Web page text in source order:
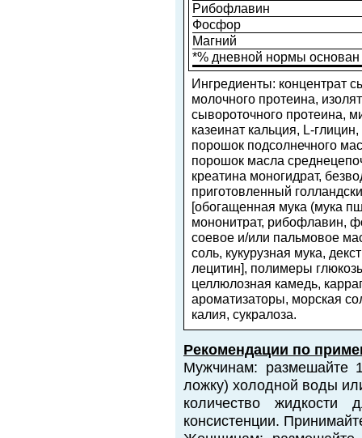
Рибофлавин
Фосфор
Магний
*% дневной нормы основан
Ингредиенты: концентрат
молочного протеина,
сывороточного протеина,
казеинат кальция, L-
порошок подсолнечного
порошок масла
креатина моногидрат,
приготовленный
[обогащенная мука (мука
мононитрат, рибофлавин,
соевое и/или пальмовое
соль, кукурузная мука,
лецитин], полимеры
целлюлозная камедь,
ароматизаторы, морская
калия, сукралоза.
Рекомендации по
Мужчинам: размешайте
ложку) холодной воды
количество жидкости
консистенции.